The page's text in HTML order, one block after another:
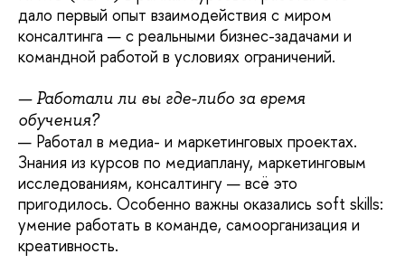
дало первый опыт взаимодействия с миром
консалтинга — с реальными бизнес-задачами и
командной работой в условиях ограничений.
— Работали ли вы где-либо за время
обучения?
— Работал в медиа- и маркетинговых проектах.
Знания из курсов по медиаплану, маркетинговым
исследованиям, консалтингу — всё это
пригодилось. Особенно важны оказались soft skills:
умение работать в команде, самоорганизация и
креативность.